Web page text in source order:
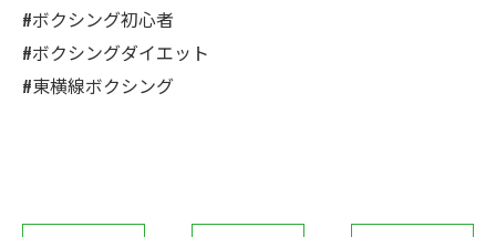
#ボクシング初心者
#ボクシングダイエット
#東横線ボクシング